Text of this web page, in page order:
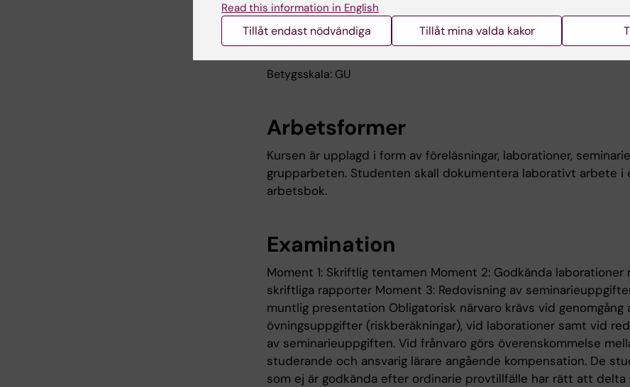
Forskning inom medicinsk genetik, 1.5 hp
Betygsskala: GU
Arbetsformer
Kursen är upplagd i form av föreläsningar, laborationer,
grupparbeten. Studenten skall dokumentera laborativt arbete i
arbetsbok.
Examination
Moment 1: Skriftlig tentamen Moment 2: Godkända laborationer
skriftliga rapporter Moment 3: Redovisning av
muntlig presentation Obligatorisk närvaro krävs vid genomgång
övningsuppgifter (riskberäkningar), vid laborationer samt vid
av seminarieuppgiften. Vid frånvaro görs överenskommelse
studerande och ansvarig lärare angående kompensation. De
som ej är godkända efter ordinarie provtillfälle har rätt att delta
Read this information in English
Tillåt endast nödvändiga Tillåt mina valda kakor